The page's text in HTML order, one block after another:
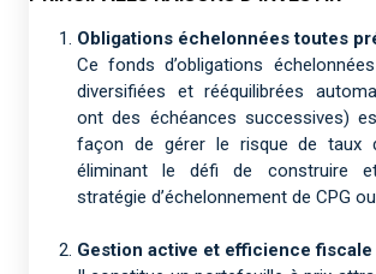
Obligations échelonnées toutes
Ce fonds d’obligations
diversifiées et rééquilibrées
ont des échéances successives)
façon de gérer le risque de taux
éliminant le défi de construire
stratégie d’échelonnement de CPG
Gestion active et efficience fiscale